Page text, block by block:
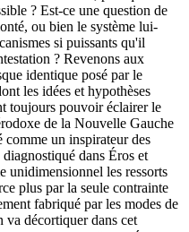
? Est-ce une question de
ou bien le système lui-
si puissants qu'il
? Revenons aux
identique posé par le
les idées et hypothèses
toujours pouvoir éclairer le
de la Nouvelle Gauche
comme un inspirateur des
dans Éros et
unidimensionnel les ressorts
plus par la seule contrainte
fabriqué par les modes de
va décortiquer dans cet